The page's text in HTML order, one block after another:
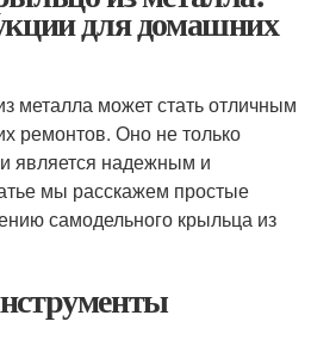
для домашних
металла может стать отличным
ремонтов. Оно не только
является надежным и
мы расскажем простые
самодельного крыльца из